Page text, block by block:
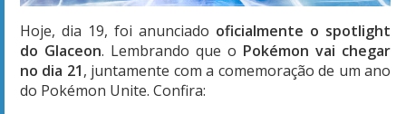
Hoje, dia 19, foi anunciado oficialmente o spotlight
do Glaceon. Lembrando que o Pokémon vai chegar
no dia 21, juntamente com a comemoração de um ano
do Pokémon Unite. Confira: